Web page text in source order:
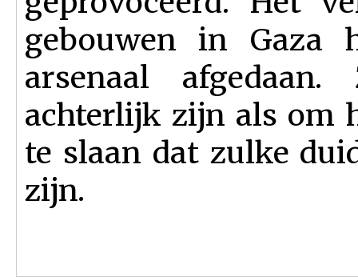
gebouwen in Gaza
arsenaal
achterlijk zijn als om
te slaan dat zulke
zijn.